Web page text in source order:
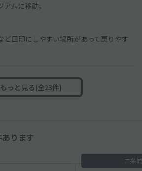
ムに移動。
ど目印にしやすい場所があって戻りやす
もっと見る(全23件)
あります
二条